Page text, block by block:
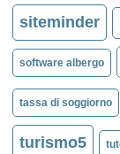
siteminder
software albergo
tassa di soggiorno
turismo5